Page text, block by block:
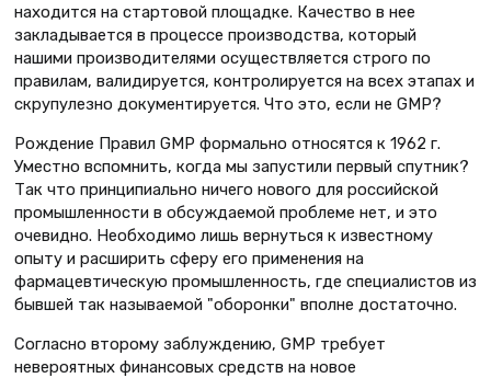
находится на стартовой площадке. Качество в нее
закладывается в процессе производства, который
нашими производителями осуществляется строго по
правилам, валидируется, контролируется на всех этапах и
скрупулезно документируется. Что это, если не GMP?
Рождение Правил GMP формально относятся к 1962 г.
Уместно вспомнить, когда мы запустили первый спутник?
Так что принципиально ничего нового для российской
промышленности в обсуждаемой проблеме нет, и это
очевидно. Необходимо лишь вернуться к известному
опыту и расширить сферу его применения на
фармацевтическую промышленность, где специалистов из
бывшей так называемой "оборонки" вполне достаточно.
Согласно второму заблуждению, GMP требует
невероятных финансовых средств на новое